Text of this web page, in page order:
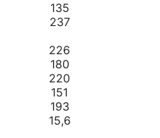
135
237
226
180
220
151
193
15,6